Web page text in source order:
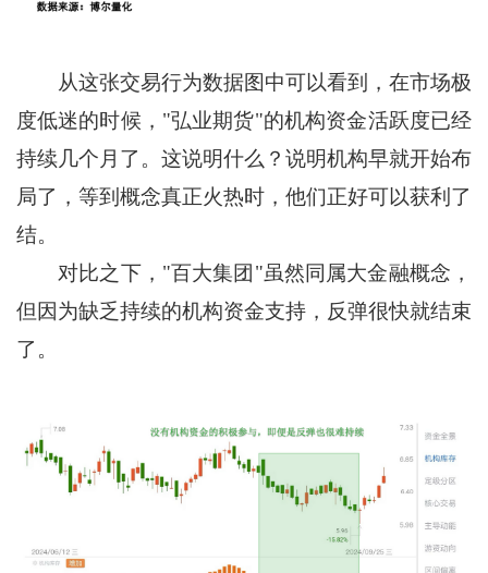
从这张交易行为数据图中可以看到，在市场极
度低迷的时候，"弘业期货"的机构资金活跃度已经
持续几个月了。这说明什么？说明机构早就开始布
局了，等到概念真正火热时，他们正好可以获利了
结。
对比之下，"百大集团"虽然同属大金融概念，
但因为缺乏持续的机构资金支持，反弹很快就结束
了。